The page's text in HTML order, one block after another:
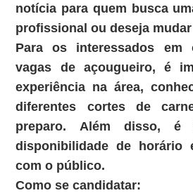
notícia para quem busca
profissional ou deseja
Para os interessados em
vagas de açougueiro, é
experiência na área,
diferentes cortes de
preparo. Além disso, é
disponibilidade de horário
com o público.
Como se candidatar: